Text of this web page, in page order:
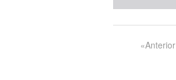
«Anterior